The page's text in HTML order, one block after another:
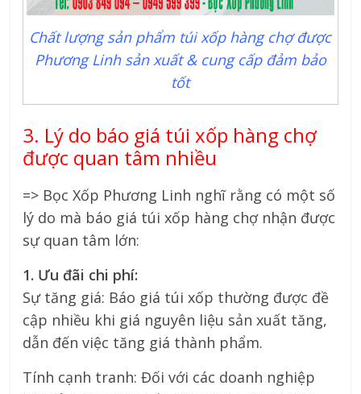
Chất lượng sản phẩm túi xốp hàng chợ được
Phương Linh sản xuất & cung cấp đảm bảo
tốt
3. Lý do báo giá túi xốp hàng chợ
được quan tâm nhiều
=> Bọc Xốp Phương Linh nghĩ rằng có một số
lý do mà báo giá túi xốp hàng chợ nhận được
sự quan tâm lớn:
1. Ưu đãi chi phí:
Sự tăng giá: Báo giá túi xốp thường được đề
cập nhiều khi giá nguyên liệu sản xuất tăng,
dẫn đến việc tăng giá thành phẩm.
Tính cạnh tranh: Đối với các doanh nghiệp